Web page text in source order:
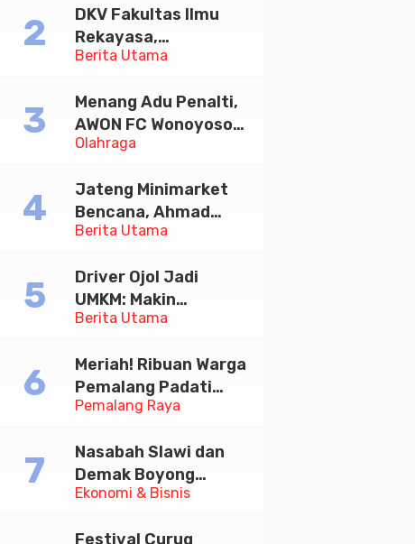
Berita Utama
DKV Fakultas Ilmu
Rekayasa,
Universitas
Diskusi Desain
Olahraga
Menang Adu Penalti,
AWON FC Wonoyoso
Juara Bhayangkara
Berita Utama
Jateng Minimarket
Bencana, Ahmad
Luthfi Minta PMI Jadi
Berita Utama
Driver Ojol Jadi
UMKM: Makin
Sejahtera atau
Diskusi Paramadina
Pemalang Raya
Meriah! Ribuan Warga
Pemalang Padati
Kirab Festival Kamir
Ekonomi & Bisnis
Nasabah Slawi dan
Demak Boyong
Toyota Innova Zenix
Festival Curug